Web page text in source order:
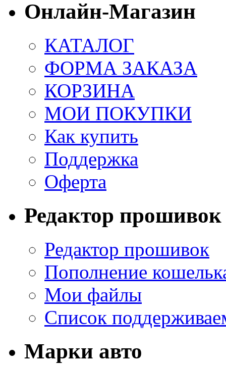
Онлайн-Магазин
КАТАЛОГ
ФОРМА ЗАКАЗА
КОРЗИНА
МОИ ПОКУПКИ
Как купить
Поддержка
Оферта
Редактор прошивок
Редактор прошивок
Пополнение
Мои файлы
Список
Марки авто